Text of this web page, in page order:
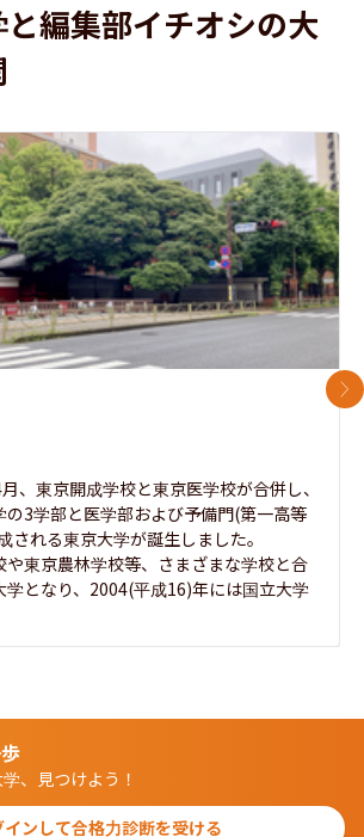
編集部イチオシの大
、東京開成学校と東京医学校が合併し、
の3学部と医学部および予備門(第一高等
される東京大学が誕生しました。
や東京農林学校等、さまざまな学校と合
学となり、2004(平成16)年には国立大学
次
、見つけよう！
インして合格力診断を受ける